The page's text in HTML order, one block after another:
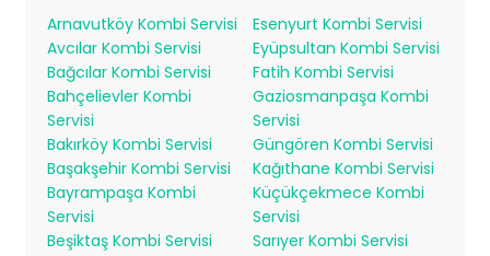
Arnavutköy Kombi Servisi
Avcılar Kombi Servisi
Bağcılar Kombi Servisi
Bahçelievler Kombi
Servisi
Bakırköy Kombi Servisi
Başakşehir Kombi Servisi
Bayrampaşa Kombi
Servisi
Beşiktaş Kombi Servisi
Esenyurt Kombi Servisi
Eyüpsultan Kombi Servisi
Fatih Kombi Servisi
Gaziosmanpaşa Kombi
Servisi
Güngören Kombi Servisi
Kağıthane Kombi Servisi
Küçükçekmece Kombi
Servisi
Sarıyer Kombi Servisi